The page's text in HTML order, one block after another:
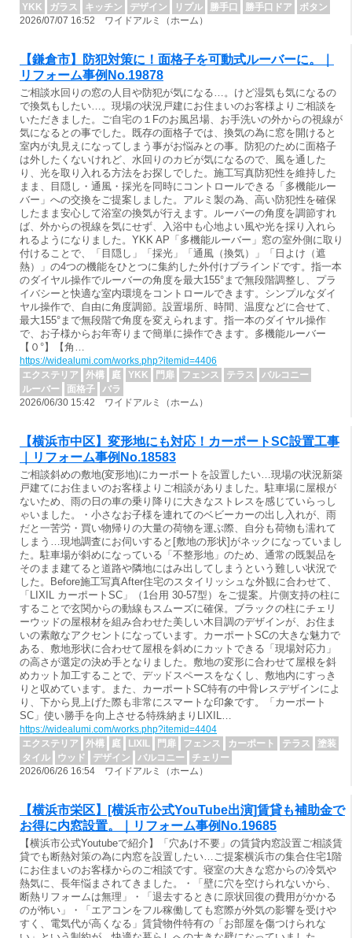
YKK ガラス キッチン デザイン リプル 勝手口 勝手口ドア
ボタン
2026/07/07 16:52 ワイドアルミ（ホーム）
【鎌倉市】防犯対策に！面格子を可動式ルーバーに。｜
リフォーム事例No.19878
ご相談水回りの窓の人目や防犯が気になる…。けど湿気も気になるの
で換気もしたい…。現場の状況戸建にお住まいのお客様よりご相談を
いただきました。ご自宅の１Fのお風呂場、お手洗いの外からの視線が
気になるとの事でした。既存の面格子では、換気の為に窓を開けると
室内が丸見えになってしまう事がお悩みとの事。防犯のために面格子
は外したくないけれど、水回りのカビが気になるので、風を通した
り、光を取り入れる方法をお探しでした。施工写真防犯性を維持した
まま、目隠し・通風・採光を同時にコントロールできる「多機能ルー
バー」への交換をご提案しました。アルミ製の為、高い防犯性を確保
したまま安心して浴室の換気が行えます。ルーバーの角度を調節すれ
ば、外からの視線を気にせず、入浴中も心地よい風や光を採り入れら
れるようになりました。YKK AP「多機能ルーバー」窓の室外側に取り
付けることで、「目隠し」「採光」「通風（換気）」「日よけ（遮
熱）」の4つの機能をひとつに集約した外付けブラインドです。指一本
のダイヤル操作でルーバーの角度を最大155°まで無段階調整し、プラ
イバシーと快適な室内環境をコントロールできます。シンプルなダイ
ヤル操作で、自由に角度調節。設置場所、時間、温度などに合せて、
最大155°まで無段階で角度を変えられます。指一本のダイヤル操作
で、お子様からお年寄りまで簡単に操作できます。多機能ルーバー
【０°】【角…
https://widealumi.com/works.php?itemid=4406
エクステリア
外構 庭 YKK 門扉 フェンス テラス
バルコニー
ルーバー
面格子
バラ
2026/06/30 15:42 ワイドアルミ（ホーム）
【横浜市中区】変形地にも対応！カーポートSC設置工事
｜リフォーム事例No.18583
ご相談斜めの敷地(変形地)にカーポートを設置したい…現場の状況新築
戸建てにお住まいのお客様よりご相談がありました。駐車場に屋根が
ないため、雨の日の車の乗り降りに大きなストレスを感じていらっし
ゃいました。・小さなお子様を連れてのベビーカーの出し入れが、雨
だと一苦労・買い物帰りの大量の荷物を運ぶ際、自分も荷物も濡れて
しまう…現地調査にお伺いすると[敷地の形状]がネックになっていまし
た。駐車場が斜めになっている「不整形地」のため、通常の既製品を
そのまま建てると道路や隣地にはみ出してしまうという難しい状況で
した。Before施工写真After住宅のスタイリッシュな外観に合わせて、
「LIXIL カーポートSC」（1台用 30-57型）をご提案。片側支持の柱に
することで玄関からの動線もスムーズに確保。ブラックの柱にチェリ
ーウッドの屋根材を組み合わせた美しい木目調のデザインが、お住ま
いの素敵なアクセントになっています。カーポートSCの大きな魅力で
ある、敷地形状に合わせて屋根を斜めにカットできる「現場対応力」
の高さが選定の決め手となりました。敷地の変形に合わせて屋根を斜
めカット加工することで、デッドスペースをなくし、敷地内にすっき
りと収めています。また、カーポートSC特有の中骨レスデザインによ
り、下から見上げた際も非常にスマートな印象です。「カーポート
SC」使い勝手を向上させる特殊納まりLIXIL…
https://widealumi.com/works.php?itemid=4404
エクステリア
外構 庭 LIXIL 門扉 フェンス カーポート テラス
塗装
タイル
ウッド デザイン バルコニー
チェリー
2026/06/26 16:54 ワイドアルミ（ホーム）
【横浜市栄区】[横浜市公式YouTube出演]賃貸も補助金で
お得に内窓設置。｜リフォーム事例No.19685
【横浜市公式Youtubeで紹介】「穴あけ不要」の賃貸内窓設置ご相談賃
貸でも断熱対策の為に内窓を設置したい…ご提案横浜市の集合住宅1階
にお住まいのお客様からのご相談です。寝室の大きな窓からの冷気や
熱気に、長年悩まされてきました。・「壁に穴を空けられないから、
断熱リフォームは無理」・「退去するときに原状回復の費用がかかる
のが怖い」・「エアコンをフル稼働しても窓際が外気の影響を受けや
すく、電気代が高くなる」賃貸物件特有の「お部屋を傷つけられな